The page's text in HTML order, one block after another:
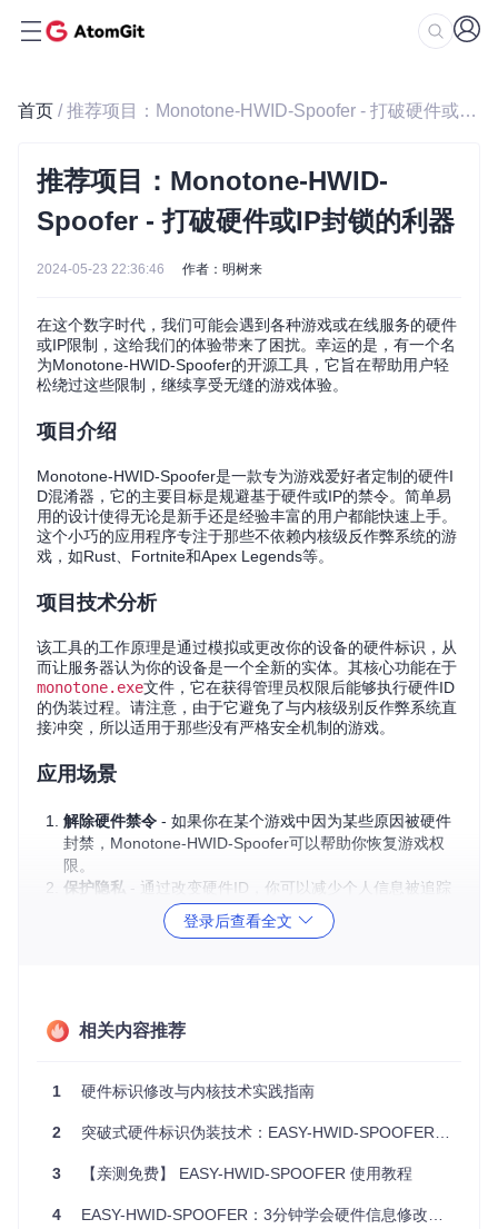
首页 / 推荐项目：Monotone-HWID-Spoofer - 打破硬件或IP封锁的利器
推荐项目：Monotone-HWID-
Spoofer - 打破硬件或IP封锁的利器
2024-05-23 22:36:46 作者：明树来
在这个数字时代，我们可能会遇到各种游戏或在线服务的硬件
或IP限制，这给我们的体验带来了困扰。幸运的是，有一个名
为Monotone-HWID-Spoofer的开源工具，它旨在帮助用户轻
松绕过这些限制，继续享受无缝的游戏体验。
项目介绍
Monotone-HWID-Spoofer是一款专为游戏爱好者定制的硬件I
D混淆器，它的主要目标是规避基于硬件或IP的禁令。简单易
用的设计使得无论是新手还是经验丰富的用户都能快速上手。
这个小巧的应用程序专注于那些不依赖内核级反作弊系统的游
戏，如Rust、Fortnite和Apex Legends等。
项目技术分析
该工具的工作原理是通过模拟或更改你的设备的硬件标识，从
而让服务器认为你的设备是一个全新的实体。其核心功能在于
monotone.exe文件，它在获得管理员权限后能够执行硬件ID
的伪装过程。请注意，由于它避免了与内核级别反作弊系统直
接冲突，所以适用于那些没有严格安全机制的游戏。
应用场景
解除硬件禁令 - 如果你在某个游戏中因为某些原因被硬件
封禁，Monotone-HWID-Spoofer可以帮助你恢复游戏权
限。
保护隐私 - 通过改变硬件ID，你可以减少个人信息被追踪
- 在同一台设备上安全地切换多个游戏账号，
易用性
兼容性强- 支持市面上常见的多人在线游戏。
风险。
one-HWID-Spoofer无疑是一个值得尝试的选择。只需遵循简
登录后查看全文
相关内容推荐
1 硬件标识修改与内核技术实践指南
2 突破式硬件标识伪装技术：EASY-HWID-SPOOFER内核级实现与深度应用指南
3 【亲测免费】 EASY-HWID-SPOOFER 使用教程
4 EASY-HWID-SPOOFER：3分钟学会硬件信息修改的终极指南